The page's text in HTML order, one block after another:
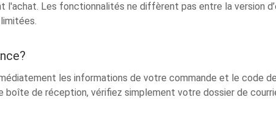
l'achat. Les fonctionnalités ne diffèrent pas entre la version
les informations de votre commande et le code
boîte de réception, vérifiez simplement votre dossier de